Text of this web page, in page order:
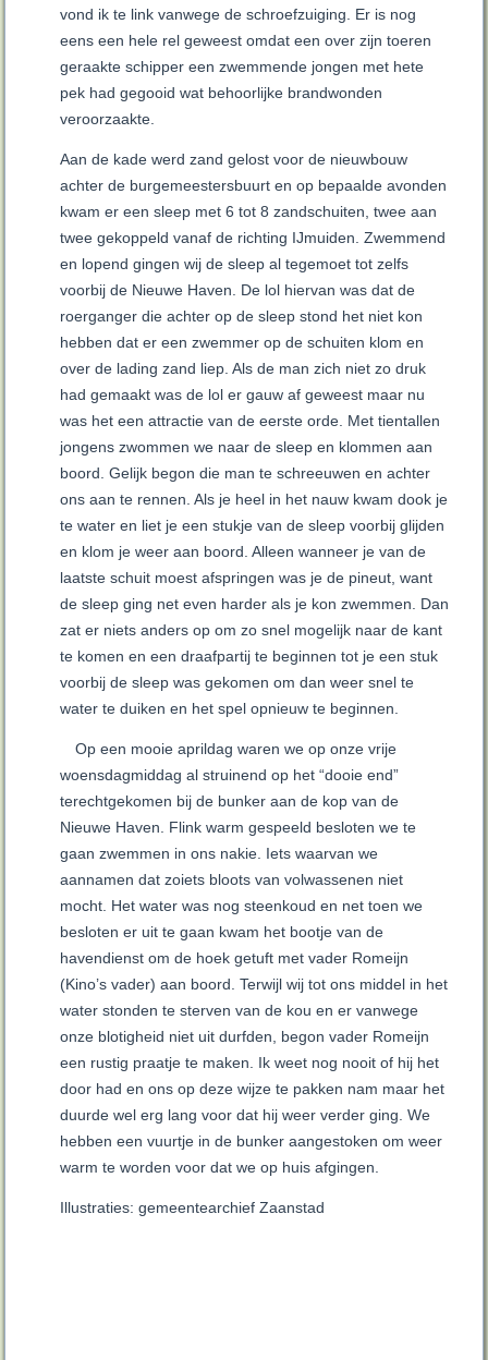
vond ik te link vanwege de schroefzuiging. Er is nog
eens een hele rel geweest omdat een over zijn toeren
geraakte schipper een zwemmende jongen met hete
pek had gegooid wat behoorlijke brandwonden
veroorzaakte.
Aan de kade werd zand gelost voor de nieuwbouw
achter de burgemeestersbuurt en op bepaalde avonden
kwam er een sleep met 6 tot 8 zandschuiten, twee aan
twee gekoppeld vanaf de richting IJmuiden. Zwemmend
en lopend gingen wij de sleep al tegemoet tot zelfs
voorbij de Nieuwe Haven. De lol hiervan was dat de
roerganger die achter op de sleep stond het niet kon
hebben dat er een zwemmer op de schuiten klom en
over de lading zand liep. Als de man zich niet zo druk
had gemaakt was de lol er gauw af geweest maar nu
was het een attractie van de eerste orde. Met tientallen
jongens zwommen we naar de sleep en klommen aan
boord. Gelijk begon die man te schreeuwen en achter
ons aan te rennen. Als je heel in het nauw kwam dook je
te water en liet je een stukje van de sleep voorbij glijden
en klom je weer aan boord. Alleen wanneer je van de
laatste schuit moest afspringen was je de pineut, want
de sleep ging net even harder als je kon zwemmen. Dan
zat er niets anders op om zo snel mogelijk naar de kant
te komen en een draafpartij te beginnen tot je een stuk
voorbij de sleep was gekomen om dan weer snel te
water te duiken en het spel opnieuw te beginnen.
Op een mooie aprildag waren we op onze vrije
woensdagmiddag al struinend op het “dooie end”
terechtgekomen bij de bunker aan de kop van de
Nieuwe Haven. Flink warm gespeeld besloten we te
gaan zwemmen in ons nakie. Iets waarvan we
aannamen dat zoiets bloots van volwassenen niet
mocht. Het water was nog steenkoud en net toen we
besloten er uit te gaan kwam het bootje van de
havendienst om de hoek getuft met vader Romeijn
(Kino’s vader) aan boord. Terwijl wij tot ons middel in het
water stonden te sterven van de kou en er vanwege
onze blotigheid niet uit durfden, begon vader Romeijn
een rustig praatje te maken. Ik weet nog nooit of hij het
door had en ons op deze wijze te pakken nam maar het
duurde wel erg lang voor dat hij weer verder ging. We
hebben een vuurtje in de bunker aangestoken om weer
warm te worden voor dat we op huis afgingen.
Illustraties: gemeentearchief Zaanstad